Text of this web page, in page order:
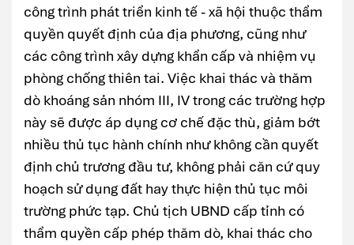
công trình phát triển kinh tế - xã hội thuộc thẩm
quyền quyết định của địa phương, cũng như
các công trình xây dựng khẩn cấp và nhiệm vụ
phòng chống thiên tai. Việc khai thác và thăm
dò khoáng sản nhóm III, IV trong các trường hợp
này sẽ được áp dụng cơ chế đặc thù, giảm bớt
nhiều thủ tục hành chính như không cần quyết
định chủ trương đầu tư, không phải căn cứ quy
hoạch sử dụng đất hay thực hiện thủ tục môi
trường phức tạp. Chủ tịch UBND cấp tỉnh có
thẩm quyền cấp phép thăm dò, khai thác cho